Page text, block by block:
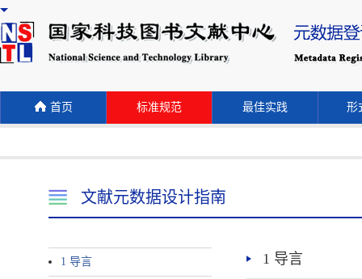
首页 标准规范 最佳实践 形
文献元数据设计指南
1 导言 1 导言